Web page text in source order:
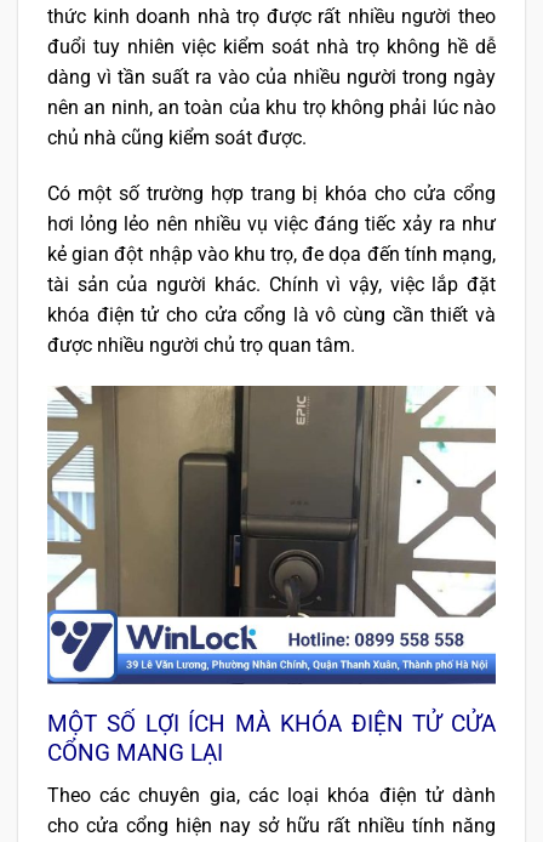
thức kinh doanh nhà trọ được rất nhiều người theo
đuổi tuy nhiên việc kiểm soát nhà trọ không hề dễ
dàng vì tần suất ra vào của nhiều người trong ngày
nên an ninh, an toàn của khu trọ không phải lúc nào
chủ nhà cũng kiểm soát được.
Có một số trường hợp trang bị khóa cho cửa cổng
hơi lỏng lẻo nên nhiều vụ việc đáng tiếc xảy ra như
kẻ gian đột nhập vào khu trọ, đe dọa đến tính mạng,
tài sản của người khác. Chính vì vậy, việc lắp đặt
khóa điện tử cho cửa cổng là vô cùng cần thiết và
được nhiều người chủ trọ quan tâm.
MỘT SỐ LỢI ÍCH MÀ KHÓA ĐIỆN TỬ CỬA
CỔNG MANG LẠI
Theo các chuyên gia, các loại khóa điện tử dành
cho cửa cổng hiện nay sở hữu rất nhiều tính năng